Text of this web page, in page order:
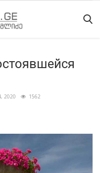
2020 1562